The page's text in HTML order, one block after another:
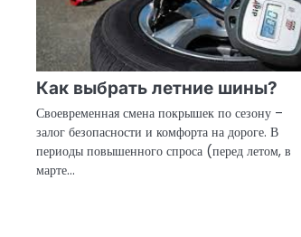
Как выбрать летние шины?
Своевременная смена покрышек по сезону –
залог безопасности и комфорта на дороге. В
периоды повышенного спроса (перед летом, в
марте…